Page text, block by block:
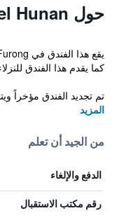
حول Forum Hotel Hunan
كما يقدم هذا الفندق
تم تجديد الفندق مؤخراً ويتضمن 241 غرفة أنيقة. كما
المزيد
من الجيد أن تعلم
الدفع والإلغاء
رقم مكتب الاستقبال